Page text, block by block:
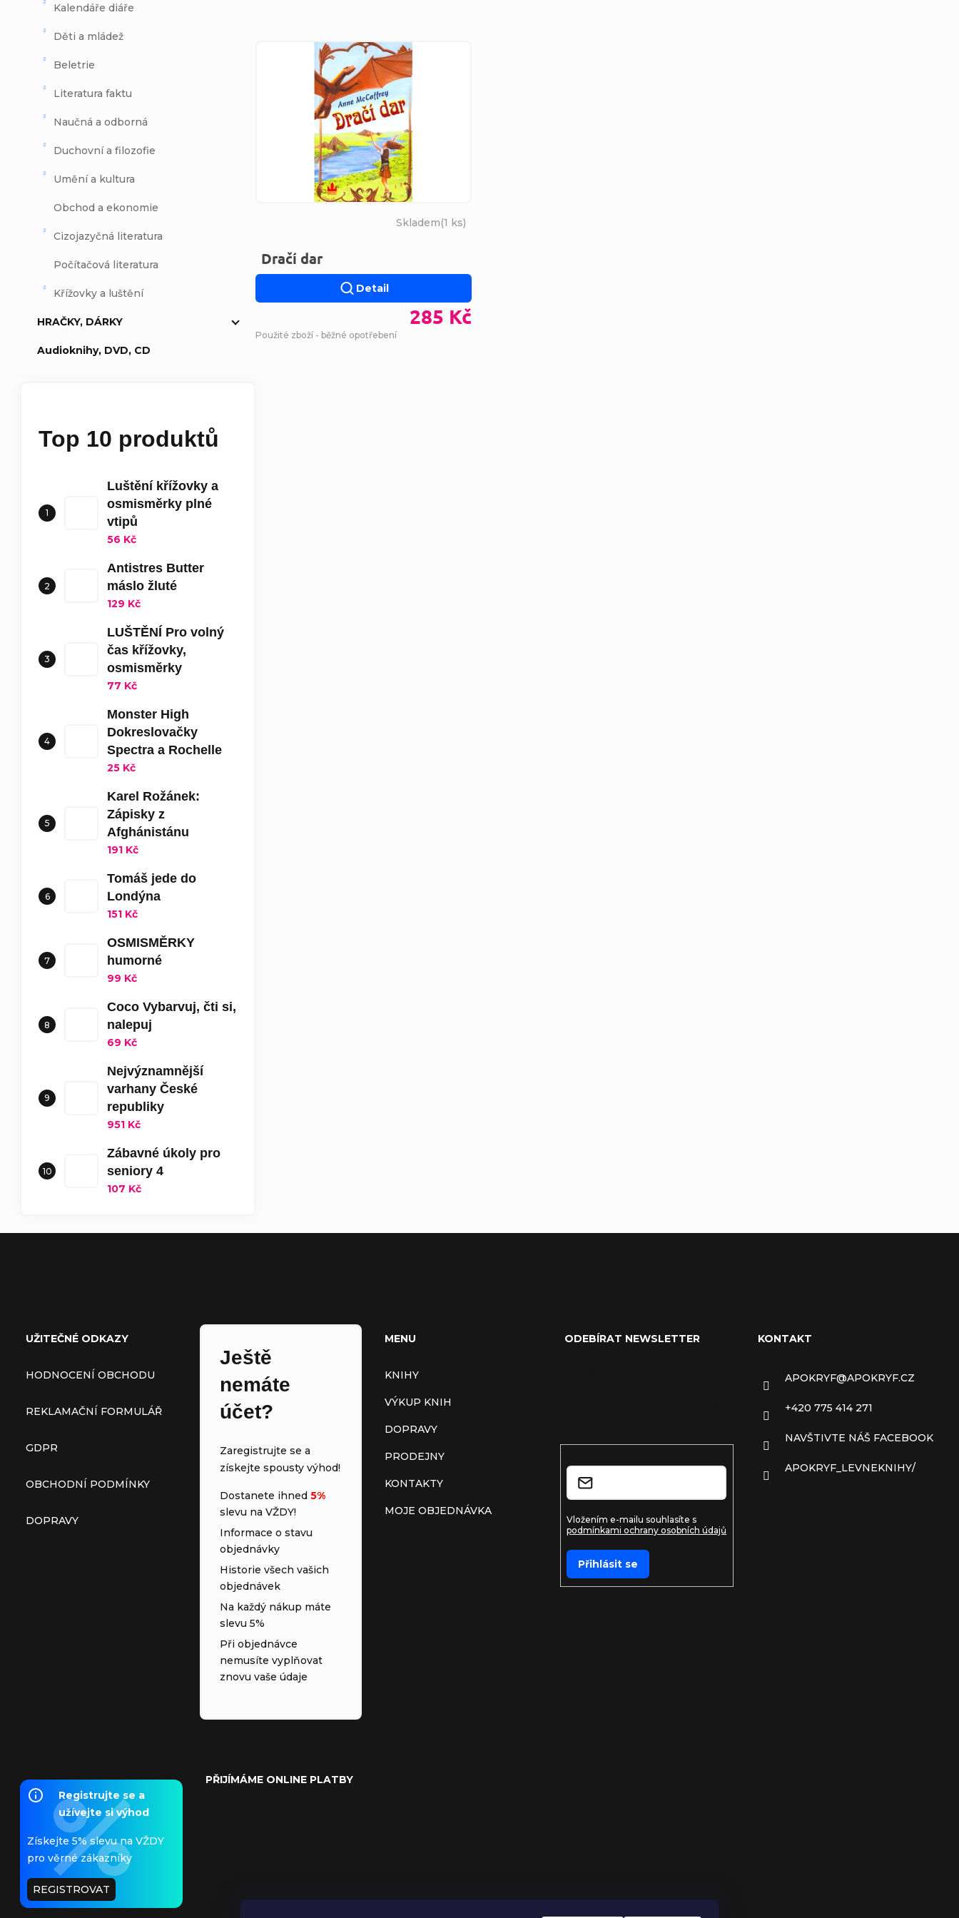
Kalendáře diáře
Děti a mládež
Beletrie
Literatura faktu
Naučná a odborná
Duchovní a filozofie
Umění a kultura
Obchod a ekonomie
Cizojazyčná literatura
Počítačová literatura
Křížovky a luštění
HRAČKY, DÁRKY
Audioknihy, DVD, CD
Top 10 produktů
Luštění křížovky a
osmisměrky plné
vtipů
56 Kč
Antistres Butter
máslo žluté
129 Kč
LUŠTĚNÍ Pro volný
čas křížovky,
osmisměrky
77 Kč
Monster High
Dokreslovačky
Spectra a Rochelle
25 Kč
Karel Rožánek:
Zápisky z
Afghánistánu
191 Kč
Tomáš jede do
Londýna
151 Kč
OSMISMĚRKY
humorné
99 Kč
Coco Vybarvuj, čti si,
nalepuj
69 Kč
Nejvýznamnější
varhany České
republiky
951 Kč
Zábavné úkoly pro
seniory 4
107 Kč
Výpis produktů
Dračí dar
Skladem(1 ks)
285 Kč
Detail
Použité zboží - běžné opotřebení
UŽITEČNÉ ODKAZY
HODNOCENÍ OBCHODU
REKLAMAČNÍ FORMULÁŘ
GDPR
OBCHODNÍ PODMÍNKY
DOPRAVY
Ještě
nemáte
účet?
Zaregistrujte se a
získejte spousty výhod!
Dostanete ihned 5%
slevu na VŽDY!
Informace o stavu
objednávky
Historie všech vašich
objednávek
Na každý nákup máte
slevu 5%
Při objednávce
nemusíte vyplňovat
znovu vaše údaje
MENU
KNIHY
VÝKUP KNIH
DOPRAVY
PRODEJNY
KONTAKTY
MOJE OBJEDNÁVKA
ODEBÍRAT NEWSLETTER
Vložením e-mailu souhlasíte s
podmínkami ochrany osobních údajů
Přihlásit se
KONTAKT
APOKRYF@APOKRYF.CZ
+420 775 414 271
NAVŠTIVTE NÁŠ FACEBOOK
APOKRYF_LEVNEKNIHY/
Registrujte se a
užívejte si výhod
Získejte 5% slevu na VŽDY
pro věrné zákazníky
REGISTROVAT
PŘIJÍMÁME ONLINE PLATBY